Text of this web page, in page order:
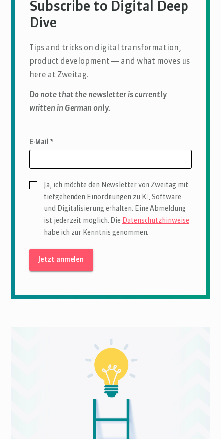
Subscribe to Digital Deep
Dive
Tips and tricks on digital transformation,
product development — and what moves us
here at Zweitag.
Do note that the newsletter is currently
written in German only.
E-Mail *
Ja, ich möchte den Newsletter von Zweitag mit
tiefgehenden Einordnungen zu KI, Software
und Digitalisierung erhalten. Eine Abmeldung
ist jederzeit möglich. Die
Datenschutzhinweise
habe ich zur Kenntnis genommen.